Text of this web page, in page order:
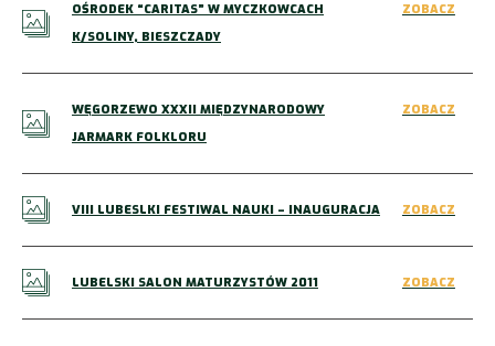
OŚRODEK “CARITAS” W MYCZKOWCACH
K/SOLINY, BIESZCZADY
ZOBACZ
WĘGORZEWO XXXII MIĘDZYNARODOWY
JARMARK FOLKLORU
ZOBACZ
VIII LUBESLKI FESTIWAL NAUKI – INAUGURACJA ZOBACZ
LUBELSKI SALON MATURZYSTÓW 2011 ZOBACZ